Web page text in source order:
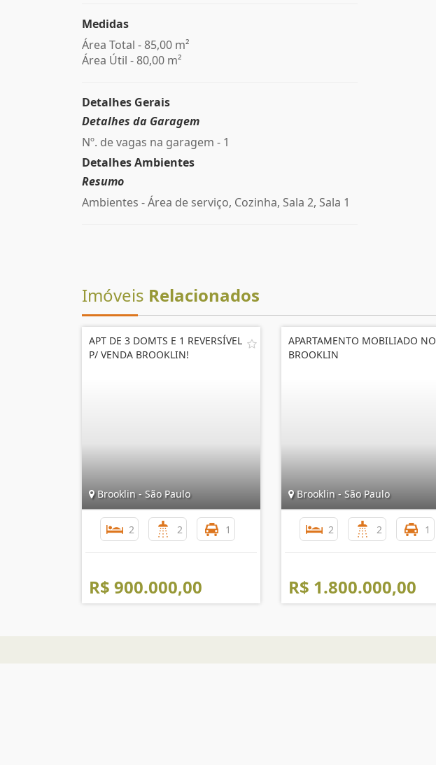
Medidas
Área Total - 85,00 m²
Área Útil - 80,00 m²
Detalhes Gerais
Detalhes da Garagem
Nº. de vagas na garagem - 1
Detalhes Ambientes
Resumo
Ambientes - Área de serviço, Cozinha, Sala 2, Sala 1
Imóveis Relacionados
APT DE 3 DOMTS E 1 REVERSÍVEL
P/ VENDA BROOKLIN!
Brooklin - São Paulo
2 2 1
R$ 900.000,00
APARTAMENTO MOBILIADO NO
BROOKLIN
Brooklin - São Paulo
2 2 1
R$ 1.800.000,00